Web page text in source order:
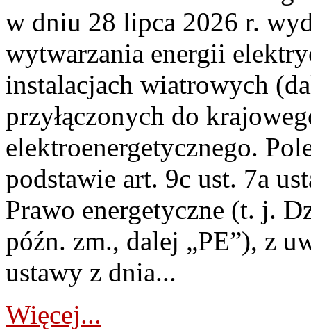
w dniu 28 lipca 2026 r.
wytwarzania energii
instalacjach wiatrowych
przyłączonych do
elektroenergetycznego.
podstawie art. 9c ust. 7a
Prawo energetyczne (t. j.
późn. zm., dalej „PE”), z
ustawy z dnia...
Więcej...